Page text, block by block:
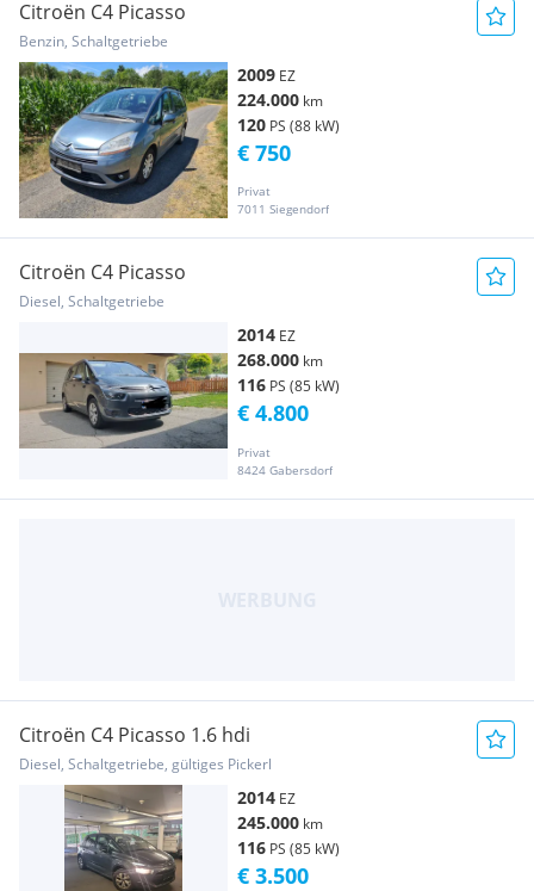
Citroën C4 Picasso
Benzin, Schaltgetriebe
2009 EZ
224.000 km
120 PS (88 kW)
Privat
7011 Siegendorf
€ 750
Citroën C4 Picasso
Diesel, Schaltgetriebe
2014 EZ
268.000 km
116 PS (85 kW)
Privat
8424 Gabersdorf
€ 4.800
Citroën C4 Picasso 1.6 hdi
Diesel, Schaltgetriebe, gültiges Pickerl
2014 EZ
245.000 km
116 PS (85 kW)
€ 3.500